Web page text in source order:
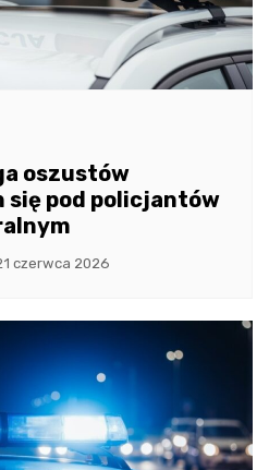
oszustów
się pod policjantów
czerwca 2026